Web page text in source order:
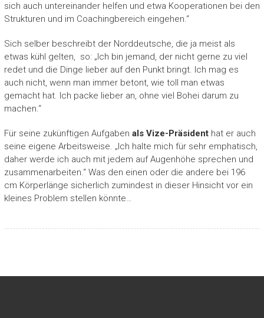
sich auch untereinander helfen und etwa Kooperationen bei den
Strukturen und im Coachingbereich eingehen.“
Sich selber beschreibt der Norddeutsche, die ja meist als
etwas kühl gelten, so: „Ich bin jemand, der nicht gerne zu viel
redet und die Dinge lieber auf den Punkt bringt. Ich mag es
auch nicht, wenn man immer betont, wie toll man etwas
gemacht hat. Ich packe lieber an, ohne viel Bohei darum zu
machen.“
Für seine zukünftigen Aufgaben als Vize-Präsidenthat er auch
seine eigene Arbeitsweise. „Ich halte mich für sehr emphatisch,
daher werde ich auch mit jedem auf Augenhöhe sprechen und
zusammenarbeiten.“ Was den einen oder die andere bei 196
cm Körperlänge sicherlich zumindest in dieser Hinsicht vor ein
kleines Problem stellen könnte…